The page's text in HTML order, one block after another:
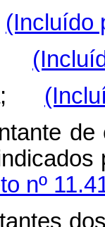
(Incluído
nº